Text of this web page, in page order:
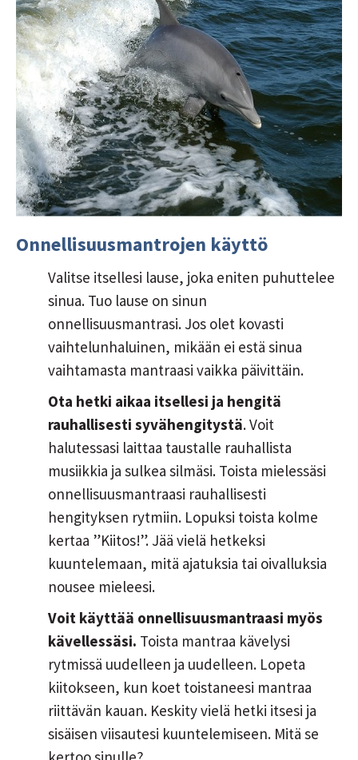
Onnellisuusmantrojen käyttö
Valitse itsellesi lause, joka eniten puhuttelee
sinua. Tuo lause on sinun
onnellisuusmantrasi. Jos olet kovasti
vaihtelunhaluinen, mikään ei estä sinua
vaihtamasta mantraasi vaikka päivittäin.
Ota hetki aikaa itsellesi ja hengitä
rauhallisesti syvähengitystä. Voit
halutessasi laittaa taustalle rauhallista
musiikkia ja sulkea silmäsi. Toista mielessäsi
onnellisuusmantraasi rauhallisesti
hengityksen rytmiin. Lopuksi toista kolme
kertaa ”Kiitos!”. Jää vielä hetkeksi
kuuntelemaan, mitä ajatuksia tai oivalluksia
nousee mieleesi.
Voit käyttää onnellisuusmantraasi myös
kävellessäsi. Toista mantraa kävelysi
rytmissä uudelleen ja uudelleen. Lopeta
kiitokseen, kun koet toistaneesi mantraa
riittävän kauan. Keskity vielä hetki itsesi ja
sisäisen viisautesi kuuntelemiseen. Mitä se